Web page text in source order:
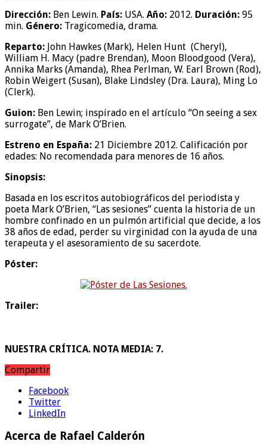
Dirección: Ben Lewin. País: USA. Año: 2012. Duración: 95
min. Género: Tragicomedia, drama.
Reparto: John Hawkes (Mark), Helen Hunt (Cheryl),
William H. Macy (padre Brendan), Moon Bloodgood (Vera),
Annika Marks (Amanda), Rhea Perlman, W. Earl Brown (Rod),
Robin Weigert (Susan), Blake Lindsley (Dra. Laura), Ming Lo
(Clerk).
Guion: Ben Lewin; inspirado en el artículo “On seeing a sex
surrogate”, de Mark O’Brien.
Estreno en España: 21 Diciembre 2012. Calificación por
edades: No recomendada para menores de 16 años.
Sinopsis:
Basada en los escritos autobiográficos del periodista y
poeta Mark O’Brien, “Las sesiones” cuenta la historia de un
hombre confinado en un pulmón artificial que decide, a los
38 años de edad, perder su virginidad con la ayuda de una
terapeuta y el asesoramiento de su sacerdote.
Póster:
Trailer:
NUESTRA CRÍTICA. NOTA MEDIA: 7.
Compartir
Facebook
Twitter
LinkedIn
Acerca de Rafael Calderón